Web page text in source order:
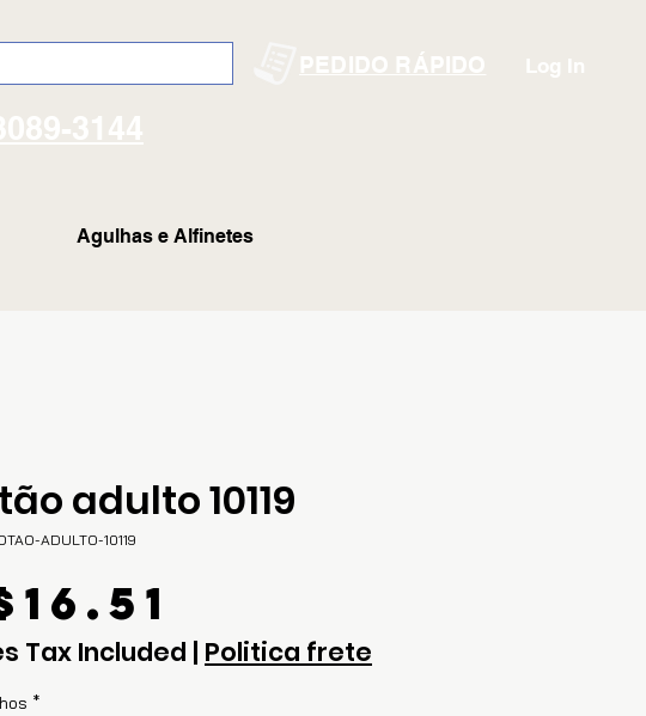
PEDIDO RÁPIDO Log In
3144
adulto 10119
ADULTO-10119
Tax Included | Politica frete
*
Agulhas e Alfinetes